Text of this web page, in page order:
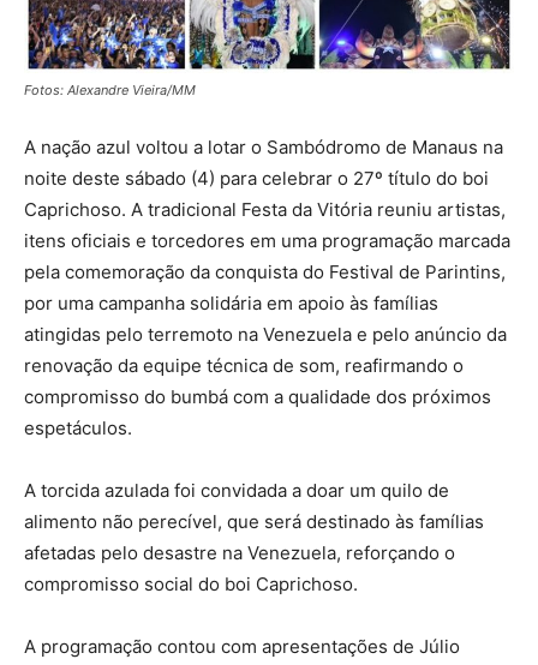
Fotos: Alexandre Vieira/MM
A nação azul voltou a lotar o Sambódromo de Manaus na
noite deste sábado (4) para celebrar o 27º título do boi
Caprichoso. A tradicional Festa da Vitória reuniu artistas,
itens oficiais e torcedores em uma programação marcada
pela comemoração da conquista do Festival de Parintins,
por uma campanha solidária em apoio às famílias
atingidas pelo terremoto na Venezuela e pelo anúncio da
renovação da equipe técnica de som, reafirmando o
compromisso do bumbá com a qualidade dos próximos
espetáculos.
A torcida azulada foi convidada a doar um quilo de
alimento não perecível, que será destinado às famílias
afetadas pelo desastre na Venezuela, reforçando o
compromisso social do boi Caprichoso.
A programação contou com apresentações de Júlio